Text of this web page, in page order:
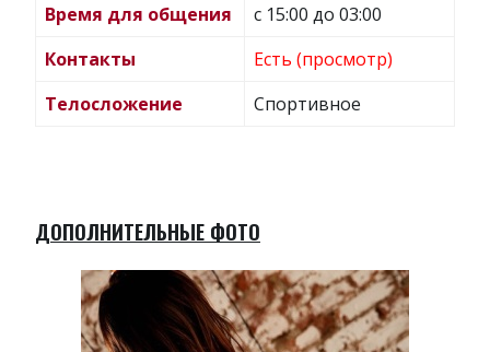
Время для общения
с 15:00 до 03:00
Контакты
Есть (просмотр)
Телосложение
Спортивное
ДОПОЛНИТЕЛЬНЫЕ ФОТО